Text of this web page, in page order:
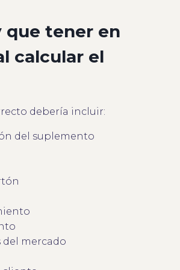
que tener en
calcular el
debería incluir:
del suplemento
del mercado